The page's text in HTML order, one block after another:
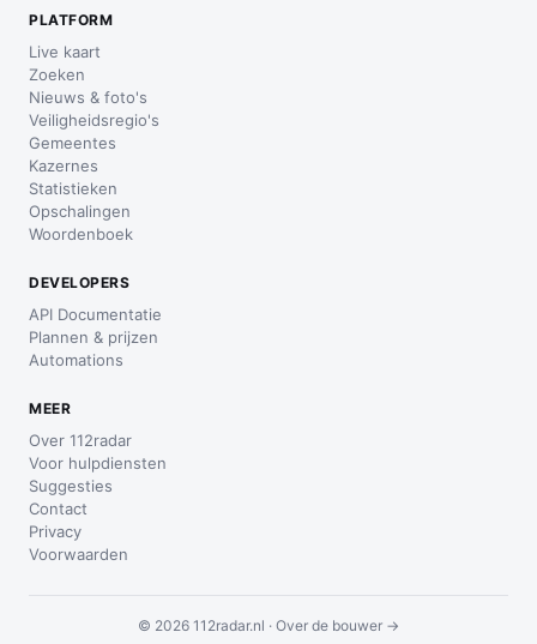
PLATFORM
Live kaart
Zoeken
Nieuws & foto's
Veiligheidsregio's
Gemeentes
Kazernes
Statistieken
Opschalingen
Woordenboek
DEVELOPERS
API Documentatie
Plannen & prijzen
Automations
MEER
Over 112radar
Voor hulpdiensten
Suggesties
Contact
Privacy
Voorwaarden
© 2026 112radar.nl · Over de bouwer →